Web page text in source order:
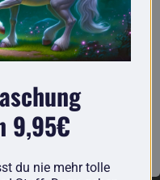
und sogar gegen die
nimmt stets seine
Du Dich fleißig
garantiert den Boss
9,95€
du nie mehr tolle